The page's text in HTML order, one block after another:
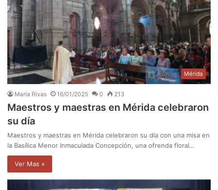
Mérida
Maria Rivas 16/01/2025 0 213
Maestros y maestras en Mérida celebraron
su día
Maestros y maestras en Mérida celebraron su día con una misa en
la Basílica Menor Inmaculada Concepción, una ofrenda floral…
Ver Mas »